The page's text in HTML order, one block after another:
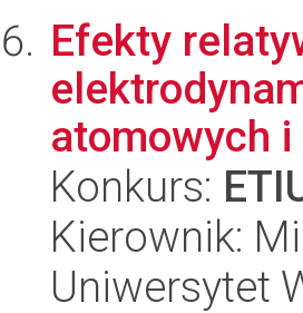
Efekty
atomowych
Konkurs:
Kierownik:
Uniwersytet